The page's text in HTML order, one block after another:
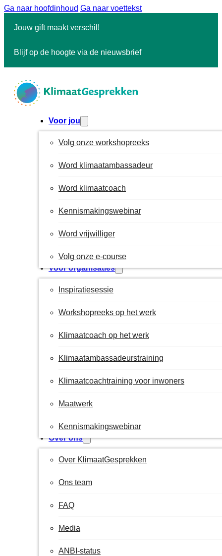
Ga naar hoofdinhoud Ga naar voettekst
Jouw gift maakt verschil!
Blijf op de hoogte via de nieuwsbrief
Voor jou
Volg onze workshopreeks
Word klimaatambassadeur
Word klimaatcoach
Kennismakingswebinar
Word vrijwilliger
Volg onze e-course
Voor organisaties
Inspiratiesessie
Workshopreeks op het werk
Klimaatcoach op het werk
Klimaatambassadeurstraining
Klimaatcoachtraining voor inwoners
Maatwerk
Kennismakingswebinar
Over ons
Over KlimaatGesprekken
Ons team
FAQ
Media
ANBI-status